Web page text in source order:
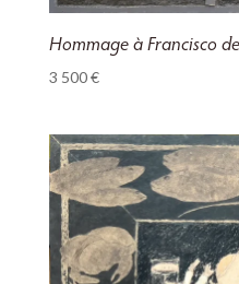
Hommage à Francisco
3 500€